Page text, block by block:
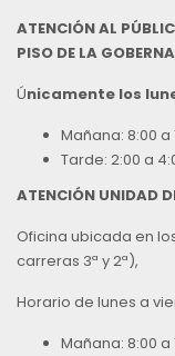
ATENCIÓN AL
PISO DE LA
Únicamente los
Mañana: 8:00 a
Tarde: 2:00 a
ATENCIÓN UNIDAD
Oficina ubicada en
carreras 3ª y 2ª),
Horario de lunes a
Mañana: 8:00 a